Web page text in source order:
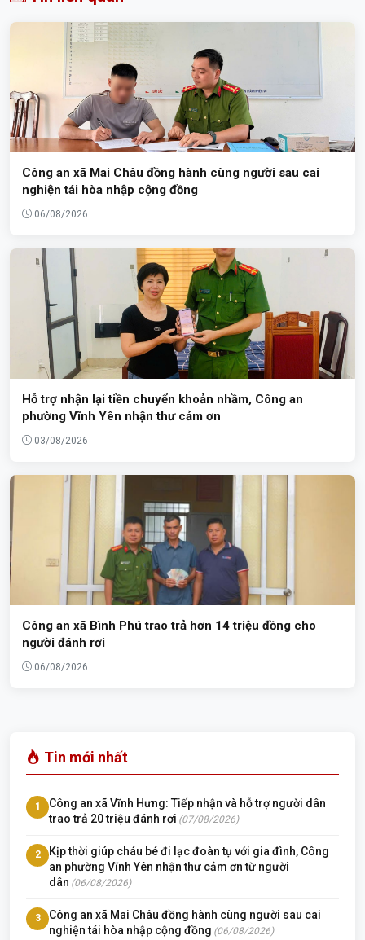
Công an xã Mai Châu đồng hành cùng người sau cai
nghiện tái hòa nhập cộng đồng
06/08/2026
Hỗ trợ nhận lại tiền chuyển khoản nhầm, Công an
phường Vĩnh Yên nhận thư cảm ơn
03/08/2026
Công an xã Bình Phú trao trả hơn 14 triệu đồng cho
người đánh rơi
06/08/2026
Tin mới nhất
1
Công an xã Vĩnh Hưng: Tiếp nhận và hỗ trợ người dân
trao trả 20 triệu đánh rơi (07/08/2026)
2
Kịp thời giúp cháu bé đi lạc đoàn tụ với gia đình, Công
an phường Vĩnh Yên nhận thư cảm ơn từ người
dân (06/08/2026)
3
Công an xã Mai Châu đồng hành cùng người sau cai
nghiện tái hòa nhập cộng đồng (06/08/2026)